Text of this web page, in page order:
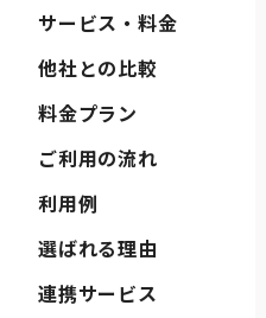
サービス・料金
他社との比較
料金プラン
ご利用の流れ
利用例
選ばれる理由
連携サービス